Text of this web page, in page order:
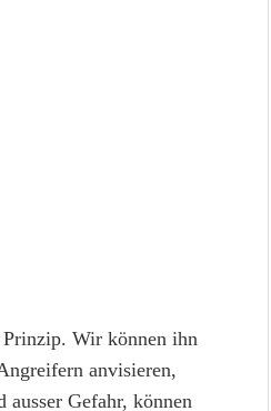
Wir können ihn
anvisieren,
ausser Gefahr, können